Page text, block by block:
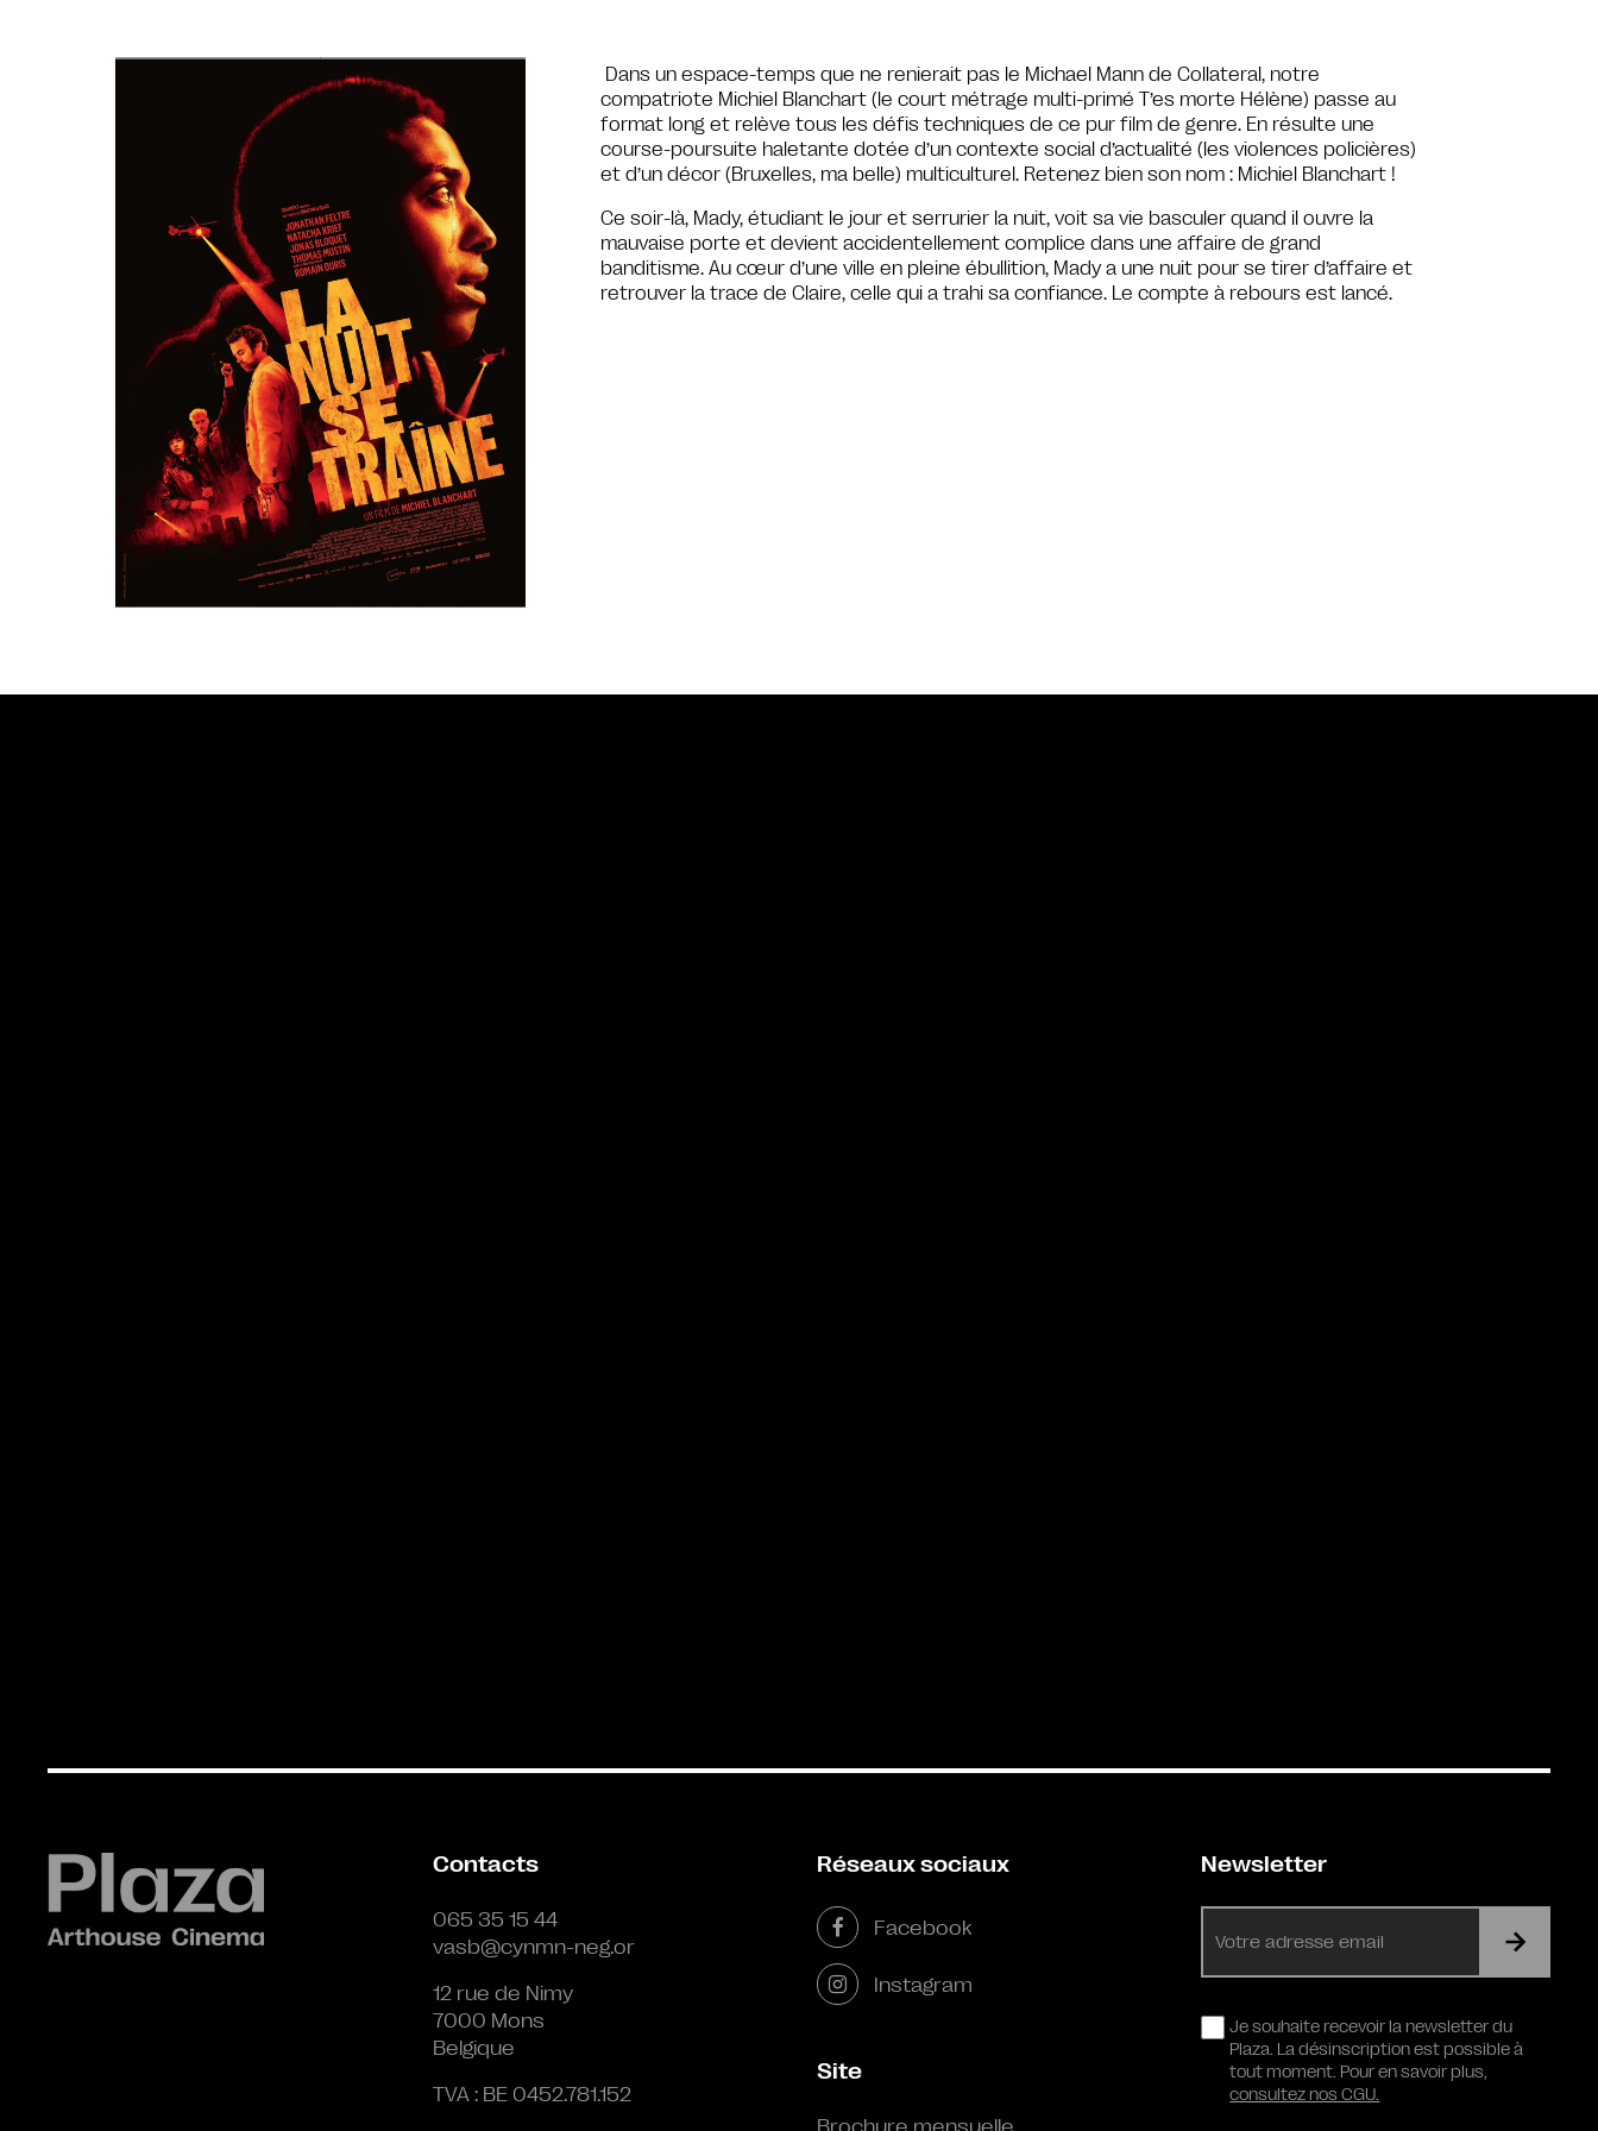
Dans un espace-temps que ne renierait pas le Michael Mann de Collateral, notre
compatriote Michiel Blanchart (le court métrage multi-primé T’es morte Hélène) passe au
format long et relève tous les défis techniques de ce pur film de genre. En résulte une
course-poursuite haletante dotée d’un contexte social d’actualité (les violences policières)
et d’un décor (Bruxelles, ma belle) multiculturel. Retenez bien son nom : Michiel Blanchart !
Ce soir-là, Mady, étudiant le jour et serrurier la nuit, voit sa vie basculer quand il ouvre la
mauvaise porte et devient accidentellement complice dans une affaire de grand
banditisme. Au cœur d’une ville en pleine ébullition, Mady a une nuit pour se tirer d’affaire et
retrouver la trace de Claire, celle qui a trahi sa confiance. Le compte à rebours est lancé.
Contacts
065 35 15 44
vasb@cynmn-neg.or
12 rue de Nimy
7000 Mons
Belgique
TVA : BE 0452.781.152
Réseaux sociaux
Facebook
Instagram
Site
Brochure mensuelle
Newsletter
mail
RGPDJe souhaite recevoir la newsletter du
Plaza. La désinscription est possible à
tout moment. Pour en savoir plus,
consultez nos CGU.